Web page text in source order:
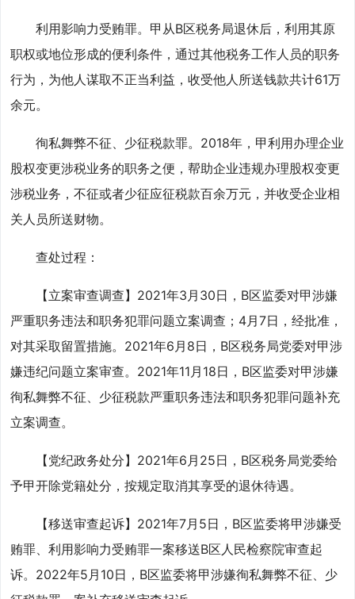
利用影响力受贿罪。甲从B区税务局退休后，利用其原
职权或地位形成的便利条件，通过其他税务工作人员的职务
行为，为他人谋取不正当利益，收受他人所送钱款共计61万
余元。
徇私舞弊不征、少征税款罪。2018年，甲利用办理企业
股权变更涉税业务的职务之便，帮助企业违规办理股权变更
涉税业务，不征或者少征应征税款百余万元，并收受企业相
关人员所送财物。
查处过程：
【立案审查调查】2021年3月30日，B区监委对甲涉嫌
严重职务违法和职务犯罪问题立案调查；4月7日，经批准，
对其采取留置措施。2021年6月8日，B区税务局党委对甲涉
嫌违纪问题立案审查。2021年11月18日，B区监委对甲涉嫌
徇私舞弊不征、少征税款严重职务违法和职务犯罪问题补充
立案调查。
【党纪政务处分】2021年6月25日，B区税务局党委给
予甲开除党籍处分，按规定取消其享受的退休待遇。
【移送审查起诉】2021年7月5日，B区监委将甲涉嫌受
贿罪、利用影响力受贿罪一案移送B区人民检察院审查起
诉。2022年5月10日，B区监委将甲涉嫌徇私舞弊不征、少